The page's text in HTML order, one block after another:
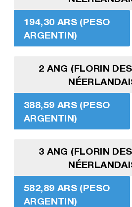
194,30 ARS (PESO
ARGENTIN)
2 ANG (FLORIN
388,59 ARS (PESO
ARGENTIN)
3 ANG (FLORIN
582,89 ARS (PESO
ARGENTIN)